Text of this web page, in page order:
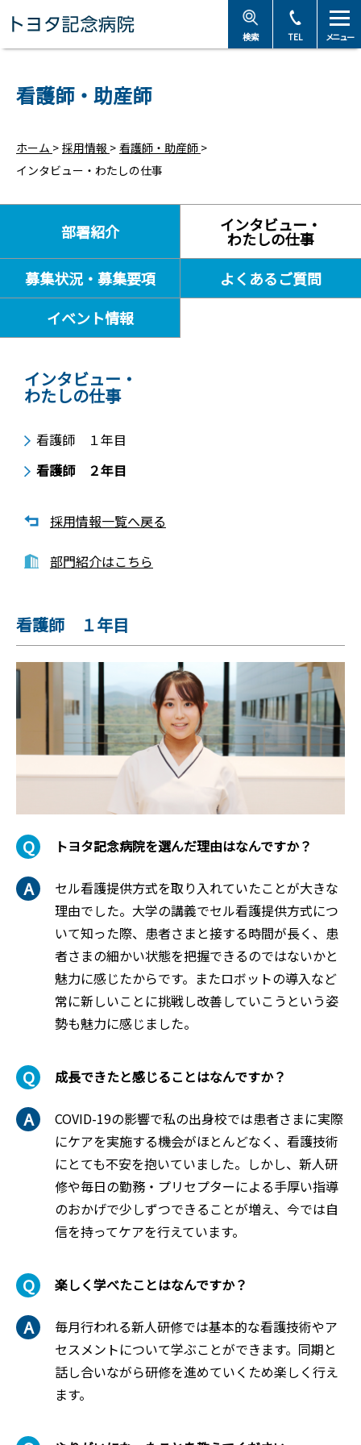
メニュー
TEL
検索
看護師・助産師
ホーム > 採用情報 > 看護師・助産師 >
インタビュー・わたしの仕事
部署紹介 インタビュー・
わたしの仕事
募集状況・募集要項
よくあるご質問
イベント情報
インタビュー・
わたしの仕事
看護師 １年目
看護師 ２年目
採用情報一覧へ戻る
部門紹介はこちら
看護師 １年目
トヨタ記念病院を選んだ理由はなんですか？
セル看護提供方式を取り入れていたことが大きな
理由でした。大学の講義でセル看護提供方式につ
いて知った際、患者さまと接する時間が長く、患
者さまの細かい状態を把握できるのではないかと
魅力に感じたからです。またロボットの導入など
常に新しいことに挑戦し改善していこうという姿
勢も魅力に感じました。
成長できたと感じることはなんですか？
COVID-19の影響で私の出身校では患者さまに実際
にケアを実施する機会がほとんどなく、看護技術
にとても不安を抱いていました。しかし、新人研
修や毎日の勤務・プリセプターによる手厚い指導
のおかげで少しずつできることが増え、今では自
信を持ってケアを行えています。
楽しく学べたことはなんですか？
毎月行われる新人研修では基本的な看護技術やア
セスメントについて学ぶことができます。同期と
話し合いながら研修を進めていくため楽しく行え
ます。